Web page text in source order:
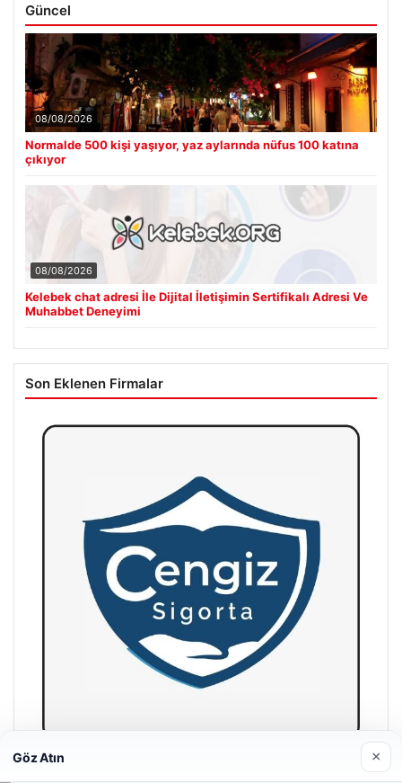
Güncel
08/08/2026
Normalde 500 kişi yaşıyor, yaz aylarında nüfus 100 katına
çıkıyor
08/08/2026
Kelebek chat adresi İle Dijital İletişimin Sertifikalı Adresi Ve
Muhabbet Deneyimi
Son Eklenen Firmalar
Hastaş Beton
Göz Atın ×